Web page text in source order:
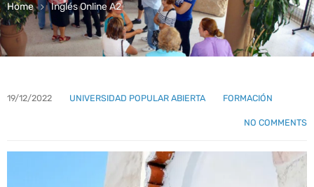
Home Inglés Online A2
19/12/2022 UNIVERSIDAD POPULAR ABIERTA FORMACIÓN
NO COMMENTS